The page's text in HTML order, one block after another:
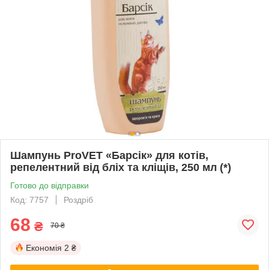
Шампунь ProVET «Барсік» для котів,
репелентний від бліх та кліщів, 250 мл (*)
Готово до відправки
Код: 7757
Роздріб
68 ₴ 70 ₴
Економія 2 ₴